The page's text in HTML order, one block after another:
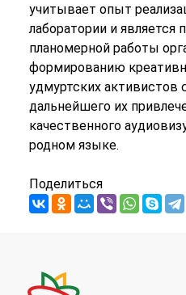
учитывает опыт
лаборатории и является
планомерной работы
формированию
удмуртских
дальнейшего их
качественного
родном языке.
Поделиться